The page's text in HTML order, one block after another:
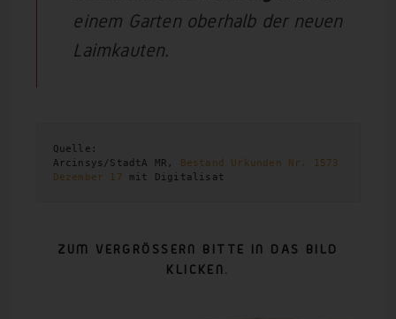
einem Garten oberhalb der neuen
Laimkauten.
Quelle:
Arcinsys/StadtA MR,
Bestand Urkunden Nr. 1573
Dezember 17 mit Digitalisat
ZUM VERGRÖSSERN BITTE IN DAS BILD
KLICKEN.